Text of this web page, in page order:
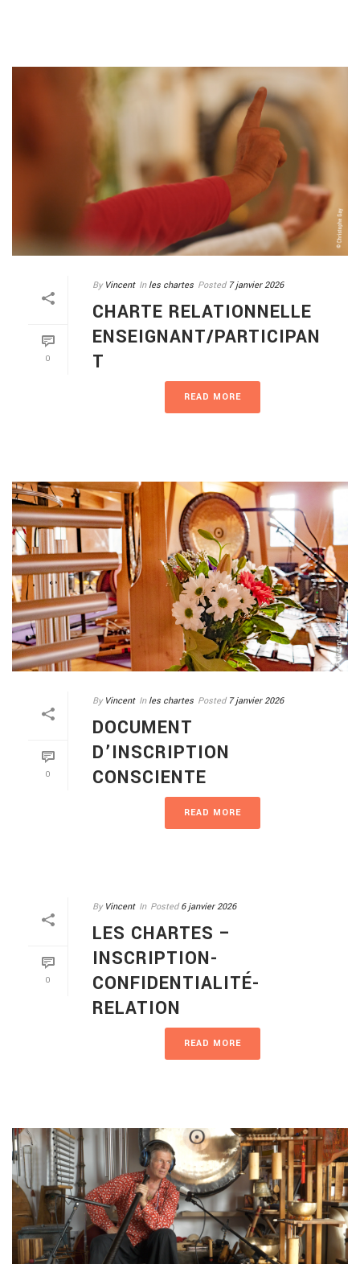
0
By Vincent In les chartes Posted 7 janvier 2026
CHARTE RELATIONNELLE
ENSEIGNANT/PARTICIPAN
T
READ MORE
0
By Vincent In les chartes Posted 7 janvier 2026
DOCUMENT
D’INSCRIPTION
CONSCIENTE
READ MORE
0
By Vincent In Posted 6 janvier 2026
LES CHARTES –
INSCRIPTION-
CONFIDENTIALITÉ-
RELATION
READ MORE